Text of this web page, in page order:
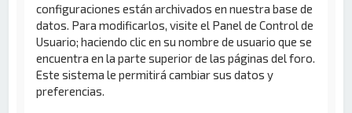
configuraciones están archivados en nuestra base de
datos. Para modificarlos, visite el Panel de Control de
Usuario; haciendo clic en su nombre de usuario que se
encuentra en la parte superior de las páginas del foro.
Este sistema le permitirá cambiar sus datos y
preferencias.